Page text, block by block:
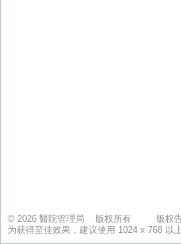
© 2026 醫院管理局 版权所有 版权
为获得至佳效果，建议使用 1024 x 768 以